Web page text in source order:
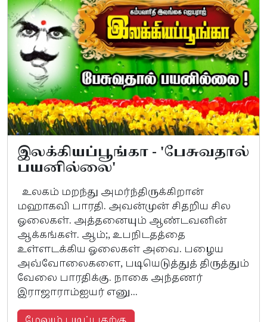
இலக்கியப்பூங்கா - 'பேசுவதால்
பயனில்லை'
உலகம் மறந்து அமர்ந்திருக்கிறான்
மஹாகவி பாரதி. அவன்முன் சிதறிய சில
ஓலைகள். அத்தனையும் ஆண்டவனின்
ஆக்கங்கள். ஆம்;, உபநிடதத்தை
உள்ளடக்கிய ஓலைகள் அவை. பழைய
அவ்வோலைகளை, படியெடுத்துத் திருத்தும்
வேலை பாரதிக்கு. நாகை அந்தணர்
இராஜாராம்ஐயர் எனு...